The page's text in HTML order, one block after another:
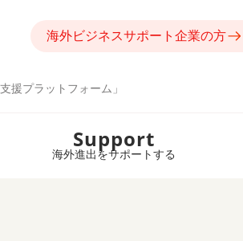
援プラットフォーム」
海外ビジネスサポート企業の方
Support
海外進出をサポートする